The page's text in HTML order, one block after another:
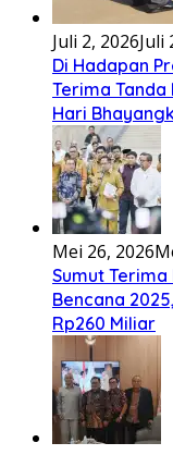
Bembambörö
khöuMeinötö
Lirik Lagu Cinta